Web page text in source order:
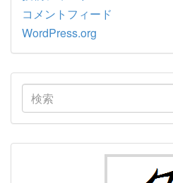
コメントフィード
WordPress.org